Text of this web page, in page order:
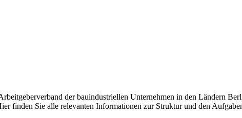
der bauindustriellen Unternehmen in den Ländern
finden Sie alle relevanten Informationen zur Struktur und den